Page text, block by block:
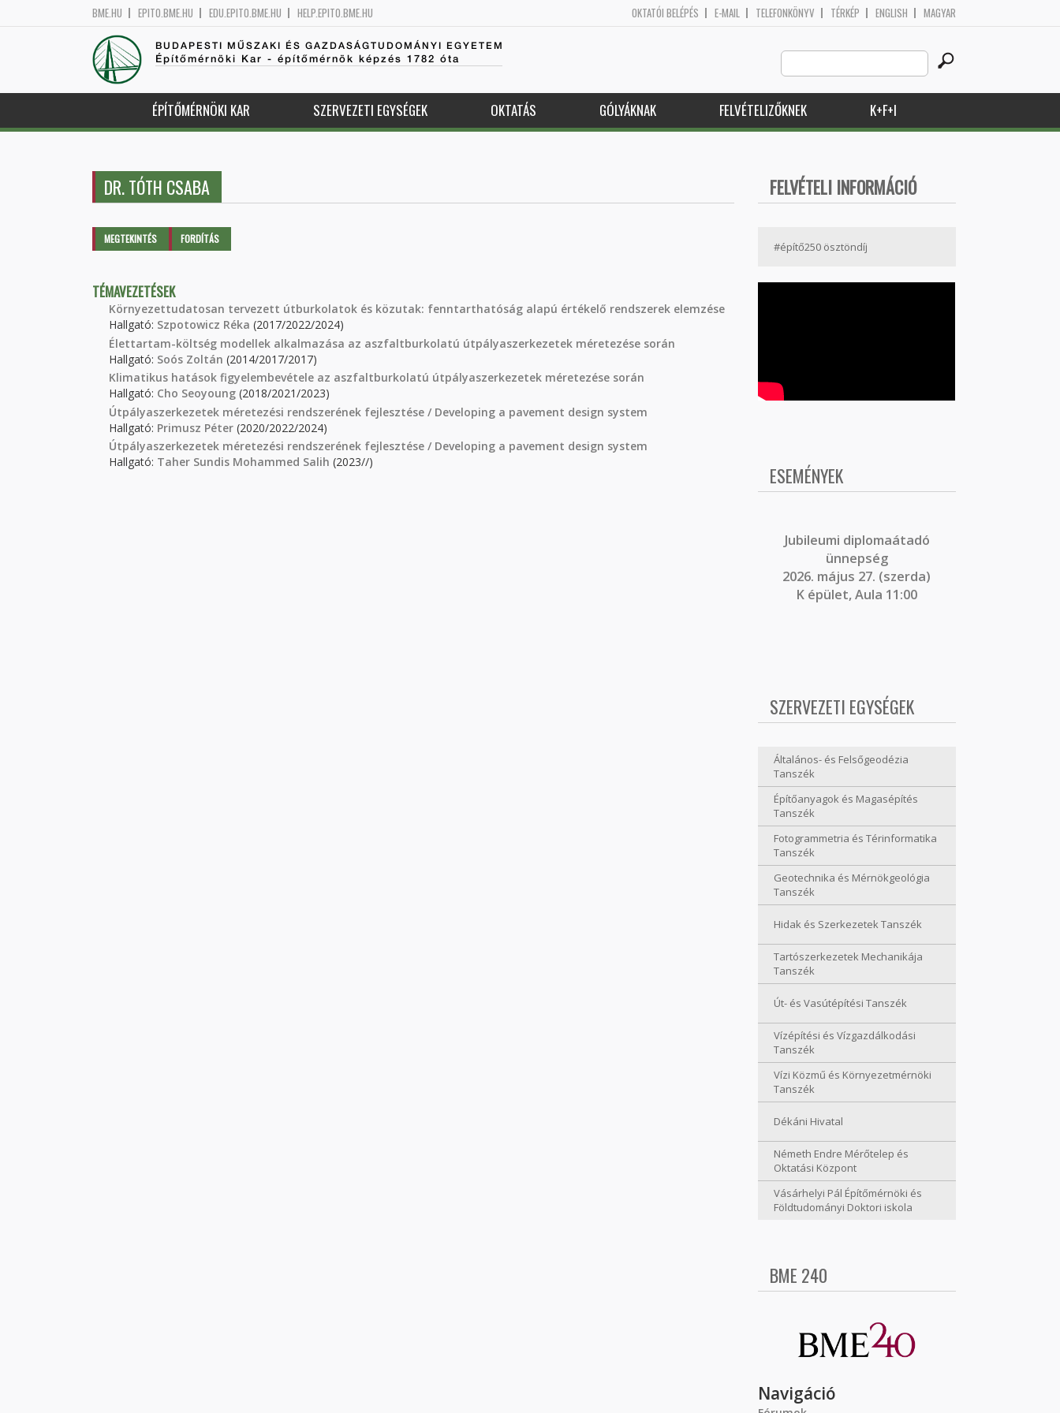
BME.HU EPITO.BME.HU EDU.EPITO.BME.HU HELP.EPITO.BME.HU OKTATÓI BELÉPÉS E-MAIL TELEFONKÖNYV TÉRKÉP ENGLISH MAGYAR
BUDAPESTI MŰSZAKI ÉS GAZDASÁGTUDOMÁNYI EGYETEM
Építőmérnöki Kar - építőmérnök képzés 1782 óta
Search
this
site
ÉPÍTŐMÉRNÖKI KAR SZERVEZETI EGYSÉGEK OKTATÁS GÓLYÁKNAK FELVÉTELIZŐKNEK K+F+I
DR. TÓTH CSABA
Elsődleges fülek
MEGTEKINTÉS (AKTÍVFORDÍTÁS
TÉMAVEZETÉSEK
Környezettudatosan tervezett útburkolatok és közutak: fenntarthatóság alapú értékelő rendszerek elemzése
Hallgató: Szpotowicz Réka (2017/2022/2024)
Élettartam-költség modellek alkalmazása az aszfaltburkolatú útpályaszerkezetek méretezése során
Hallgató: Soós Zoltán (2014/2017/2017)
Klimatikus hatások figyelembevétele az aszfaltburkolatú útpályaszerkezetek méretezése során
Hallgató: Cho Seoyoung (2018/2021/2023)
Útpályaszerkezetek méretezési rendszerének fejlesztése / Developing a pavement design system
Hallgató: Primusz Péter (2020/2022/2024)
Útpályaszerkezetek méretezési rendszerének fejlesztése / Developing a pavement design system
Hallgató: Taher Sundis Mohammed Salih (2023//)
FELVÉTELI INFORMÁCIÓ
#építő250 ösztöndíj
ESEMÉNYEK
Jubileumi diplomaátadó
ünnepség
2026. május 27. (szerda)
K épület, Aula 11:00
SZERVEZETI EGYSÉGEK
Általános- és Felsőgeodézia
Tanszék
Építőanyagok és Magasépítés
Tanszék
Fotogrammetria és Térinformatika
Tanszék
Geotechnika és Mérnökgeológia
Tanszék
Hidak és Szerkezetek Tanszék
Tartószerkezetek Mechanikája
Tanszék
Út- és Vasútépítési Tanszék
Vízépítési és Vízgazdálkodási
Tanszék
Vízi Közmű és Környezetmérnöki
Tanszék
Dékáni Hivatal
Németh Endre Mérőtelep és
Oktatási Központ
Vásárhelyi Pál Építőmérnöki és
Földtudományi Doktori iskola
BME 240
Navigáció